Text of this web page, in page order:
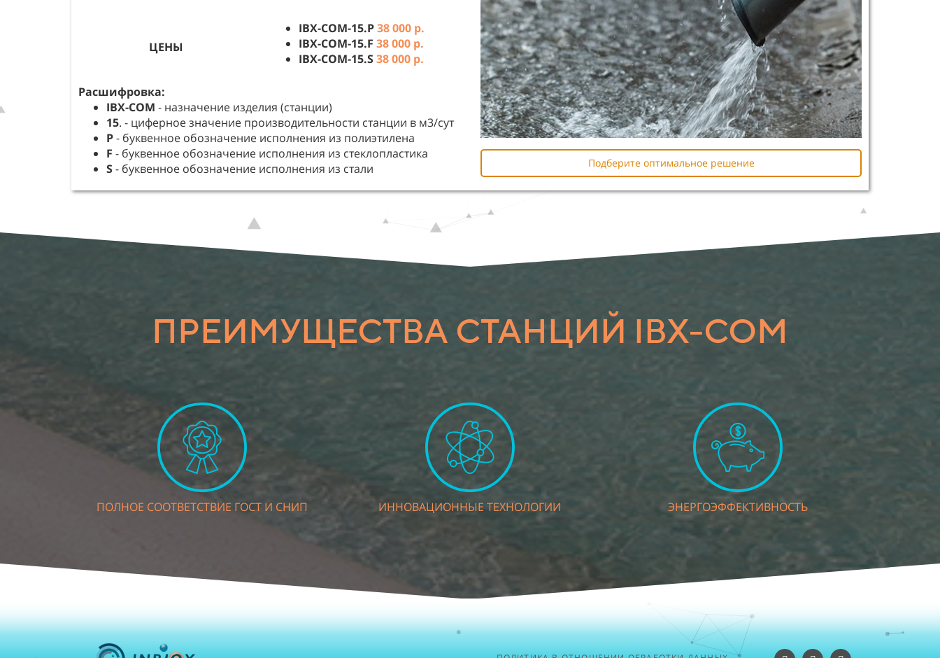
ЦЕНЫ
IBX-COM-15.P38 000 р.
IBX-COM-15.F 38 000 р.
IBX-COM-15.S38 000 р.
Расшифровка:
IBX-COM - назначение изделия (станции)
15. - циферное значение производительности станции в м3/сут
P- буквенное обозначение исполнения из полиэтилена
F - буквенное обозначение исполнения из стеклопластика
S- буквенное обозначение исполнения из стали Подберите оптимальное решение
ПРЕИМУЩЕСТВА СТАНЦИЙ IBX-COM
ПОЛНОЕ СООТВЕТСТВИЕ ГОСТ И СНИП ИННОВАЦИОННЫЕ ТЕХНОЛОГИИ ЭНЕРГОЭФФЕКТИВНОСТЬ